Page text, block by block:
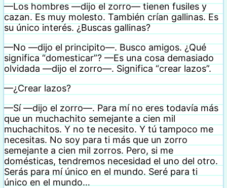
—Los hombres —dijo el zorro— tienen fusiles y
cazan. Es muy molesto. También crían gallinas. Es
su único interés. ¿Buscas gallinas?
—No —dijo el principito—. Busco amigos. ¿Qué
significa “domesticar”? —Es una cosa demasiado
olvidada —dijo el zorro—. Significa “crear lazos”.
—¿Crear lazos?
—Sí —dijo el zorro—. Para mí no eres todavía más
que un muchachito semejante a cien mil
muchachitos. Y no te necesito. Y tú tampoco me
necesitas. No soy para ti más que un zorro
semejante a cien mil zorros. Pero, si me
domésticas, tendremos necesidad el uno del otro.
Serás para mí único en el mundo. Seré para ti
único en el mundo…